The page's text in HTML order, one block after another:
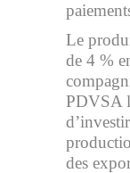
Le
de 4 %
PDVSA
des